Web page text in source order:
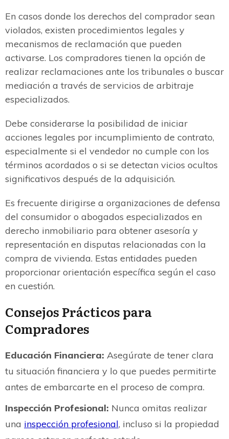
En casos donde los derechos del comprador sean
violados, existen procedimientos legales y
mecanismos de reclamación que pueden
activarse. Los compradores tienen la opción de
realizar reclamaciones ante los tribunales o buscar
mediación a través de servicios de arbitraje
especializados.
Debe considerarse la posibilidad de iniciar
acciones legales por incumplimiento de contrato,
especialmente si el vendedor no cumple con los
términos acordados o si se detectan vicios ocultos
significativos después de la adquisición.
Es frecuente dirigirse a organizaciones de defensa
del consumidor o abogados especializados en
derecho inmobiliario para obtener asesoría y
representación en disputas relacionadas con la
compra de vivienda. Estas entidades pueden
proporcionar orientación específica según el caso
en cuestión.
Consejos Prácticos para
Compradores
Educación Financiera: Asegúrate de tener clara
tu situación financiera y lo que puedes permitirte
antes de embarcarte en el proceso de compra.
Inspección Profesional: Nunca omitas realizar
una inspección profesional, incluso si la propiedad